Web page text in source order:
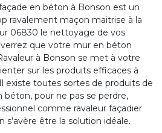
en béton à Bonson est un
ravalement maçon maitrise à la
06830 le nettoyage de vos
que votre mur en béton
à Bonson se met à votre
sur les produits efficaces à
existe toutes sortes de produits de
pour ne pas se perdre,
comme ravaleur façadier
être la solution idéale.